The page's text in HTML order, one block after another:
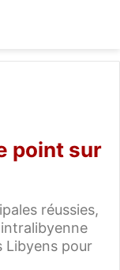
point sur
réussies,
Libyens pour